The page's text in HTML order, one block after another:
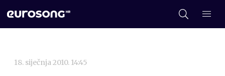
18. siječnja 2010. 14:45